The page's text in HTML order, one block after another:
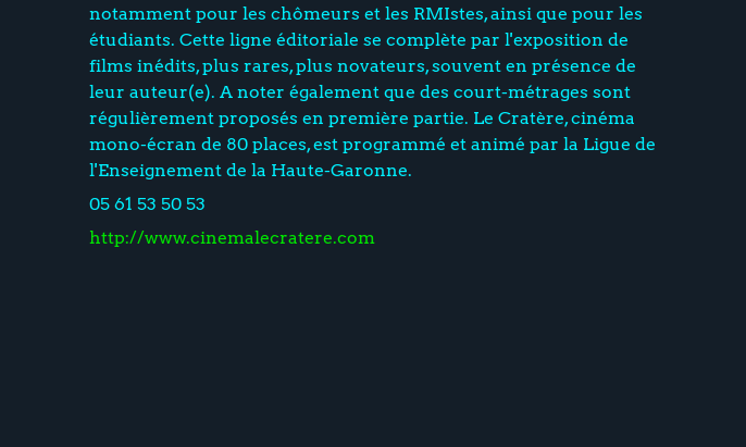
notamment pour les chômeurs et les RMIstes, ainsi que pour les
étudiants. Cette ligne éditoriale se complète par l'exposition de
films inédits, plus rares, plus novateurs, souvent en présence de
leur auteur(e). A noter également que des court-métrages sont
régulièrement proposés en première partie. Le Cratère, cinéma
mono-écran de 80 places, est programmé et animé par la Ligue de
l'Enseignement de la Haute-Garonne.
05 61 53 50 53
http://www.cinemalecratere.com